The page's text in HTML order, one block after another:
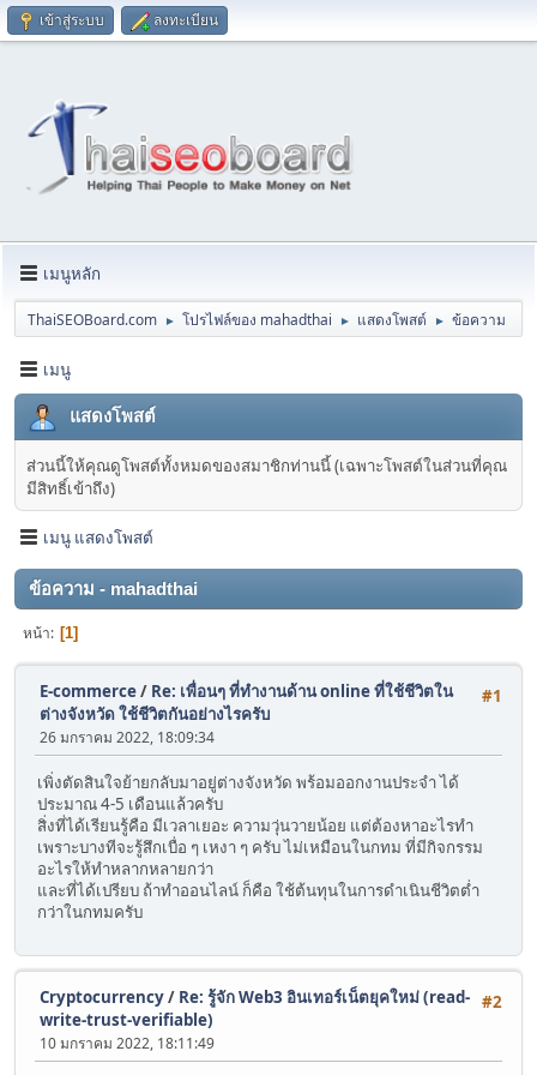
เข้าสู่ระบบ ลงทะเบียน
เมนูหลัก
ThaiSEOBoard.com ► โปรไฟล์ของ mahadthai ► แสดงโพสต์ ► ข้อความ
เมนู
แสดงโพสต์
ส่วนนี้ให้คุณดูโพสต์ทั้งหมดของสมาชิกท่านนี้ (เฉพาะโพสต์ในส่วนที่คุณ
มีสิทธิ์เข้าถึง)
เมนู แสดงโพสต์
ข้อความ - mahadthai
หน้า 1
#1
E-commerce/ Re: เพื่อนๆ ที่ทำงานด้าน online ที่ใช้ชีวิตใน
ต่างจังหวัด ใช้ชีวิตกันอย่างไรครับ
26 มกราคม 2022, 18:09:34
เพิ่งตัดสินใจย้ายกลับมาอยู่ต่างจังหวัด พร้อมออกงานประจำ ได้
ประมาณ 4-5 เดือนแล้วครับ
สิ่งที่ได้เรียนรู้คือ มีเวลาเยอะ ความวุ่นวายน้อย แต่ต้องหาอะไรทำ
เพราะบางทีจะรู้สึกเบื่อ ๆ เหงา ๆ ครับ ไม่เหมือนในกทม ที่มีกิจกรรม
อะไรให้ทำหลากหลายกว่า
และที่ได้เปรียบ ถ้าทำออนไลน์ ก็คือ ใช้ต้นทุนในการดำเนินชีวิตต่ำ
กว่าในกทมครับ
#2
Cryptocurrency/ Re: รู้จัก Web3 อินเทอร์เน็ตยุคใหม่ (read-
write-trust-verifiable)
10 มกราคม 2022, 18:11:49